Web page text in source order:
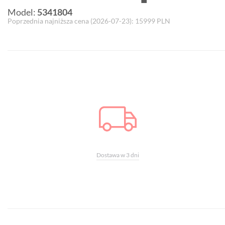
Model: 5341804
Poprzednia najniższa cena (2026-07-23): 15999 PLN
Dostawa w 3 dni